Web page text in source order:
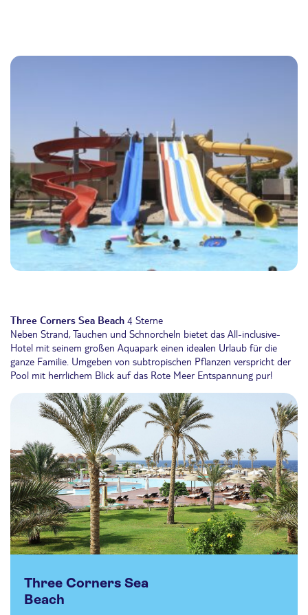
Three Corners Sea Beach 4 Sterne
Neben Strand, Tauchen und Schnorcheln bietet das All-inclusive-
Hotel mit seinem großen Aquapark einen idealen Urlaub für die
ganze Familie. Umgeben von subtropischen Pflanzen verspricht der
Pool mit herrlichem Blick auf das Rote Meer Entspannung pur!
Three Corners Sea
Beach